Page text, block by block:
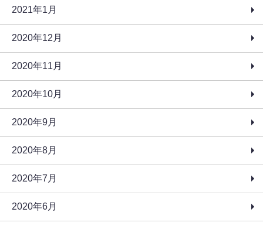
2021年1月
2020年12月
2020年11月
2020年10月
2020年9月
2020年8月
2020年7月
2020年6月